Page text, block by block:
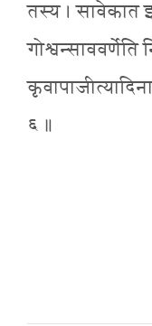
तस्य । सावेकात
गोश्वन्साववर्णेति
६ ॥